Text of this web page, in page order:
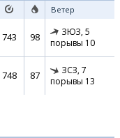
Ветер
743 98 ЗЮЗ, 5
порывы 10
748 87 ЗСЗ, 7
порывы 13